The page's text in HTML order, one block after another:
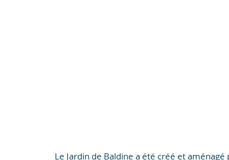
Le Jardin de Baldine a été créé et